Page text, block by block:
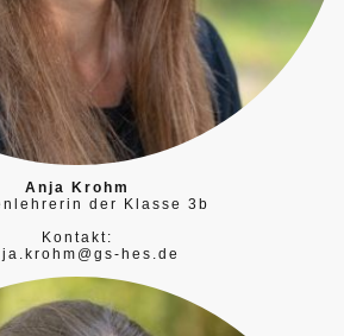
Anja Krohm
der Klasse 3b
Kontakt:
hes.de